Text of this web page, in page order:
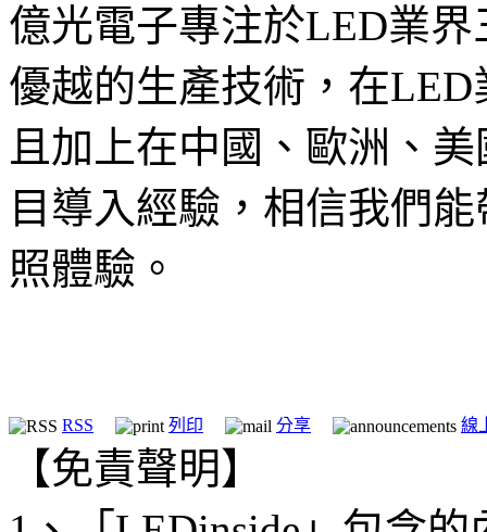
億光電子專注於LED業
優越的生產技術，在
且加上在中國、歐洲、
目導入經驗，相信我們
照體驗。
RSS 列印 分享 線
【免責聲明】